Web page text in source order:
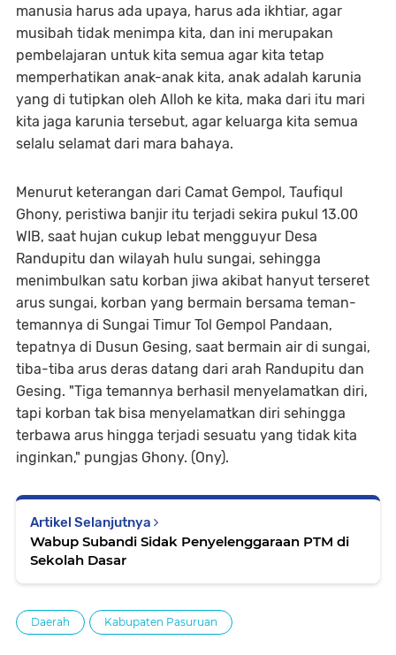
manusia harus ada upaya, harus ada ikhtiar, agar
musibah tidak menimpa kita, dan ini merupakan
pembelajaran untuk kita semua agar kita tetap
memperhatikan anak-anak kita, anak adalah karunia
yang di tutipkan oleh Alloh ke kita, maka dari itu mari
kita jaga karunia tersebut, agar keluarga kita semua
selalu selamat dari mara bahaya.
Menurut keterangan dari Camat Gempol, Taufiqul
Ghony, peristiwa banjir itu terjadi sekira pukul 13.00
WIB, saat hujan cukup lebat mengguyur Desa
Randupitu dan wilayah hulu sungai, sehingga
menimbulkan satu korban jiwa akibat hanyut terseret
arus sungai, korban yang bermain bersama teman-
temannya di Sungai Timur Tol Gempol Pandaan,
tepatnya di Dusun Gesing, saat bermain air di sungai,
tiba-tiba arus deras datang dari arah Randupitu dan
Gesing. "Tiga temannya berhasil menyelamatkan diri,
tapi korban tak bisa menyelamatkan diri sehingga
terbawa arus hingga terjadi sesuatu yang tidak kita
inginkan," pungjas Ghony. (Ony).
Artikel Selanjutnya
Wabup Subandi Sidak Penyelenggaraan PTM di
Sekolah Dasar
Daerah Kabupaten Pasuruan